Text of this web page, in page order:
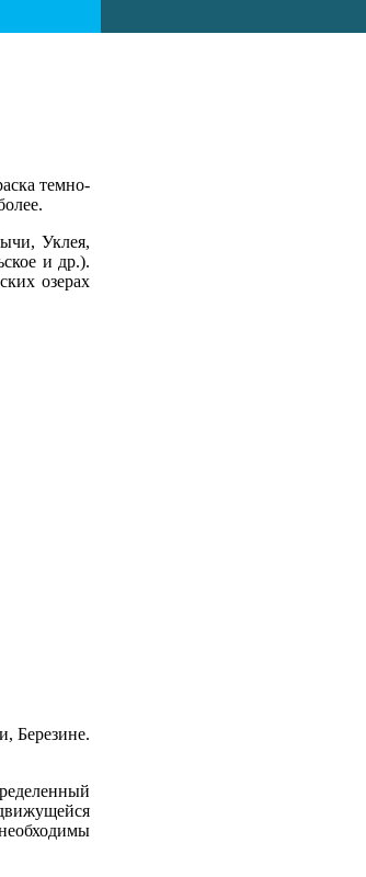
темно-
Уклея,
и др.).
озерах
Березине.